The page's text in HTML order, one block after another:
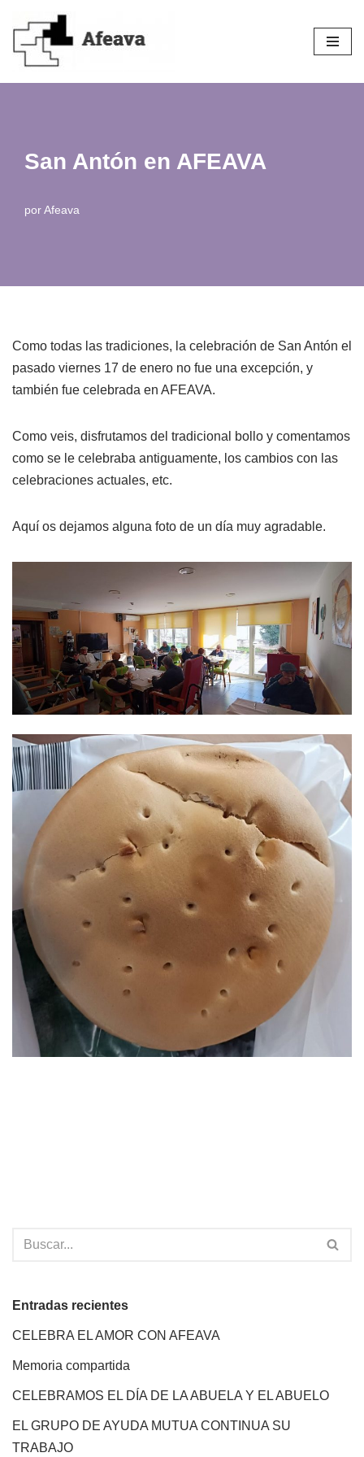
Saltar
San Antón en AFEAVA
porAfeava
Como todas las tradiciones, la celebración de San Antón el
pasado viernes 17 de enero no fue una excepción, y
también fue celebrada en AFEAVA.
Como veis, disfrutamos del tradicional bollo y comentamos
como se le celebraba antiguamente, los cambios con las
celebraciones actuales, etc.
Aquí os dejamos alguna foto de un día muy agradable.
Entradas recientes
CELEBRA EL AMOR CON AFEAVA
Memoria compartida
CELEBRAMOS EL DÍA DE LA ABUELA Y EL ABUELO
EL GRUPO DE AYUDA MUTUA CONTINUA SU
TRABAJO